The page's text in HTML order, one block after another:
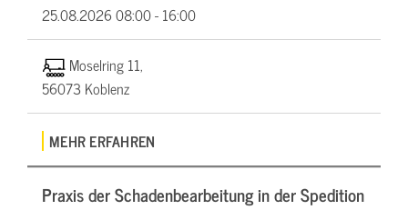
25.08.202608:00 - 16:00
Moselring 11,
56073 Koblenz
MEHR ERFAHREN
Praxis der Schadenbearbeitung in der Spedition